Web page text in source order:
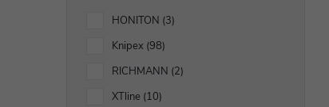
HONITON 3
Knipex 98
RICHMANN 2
XTline 10